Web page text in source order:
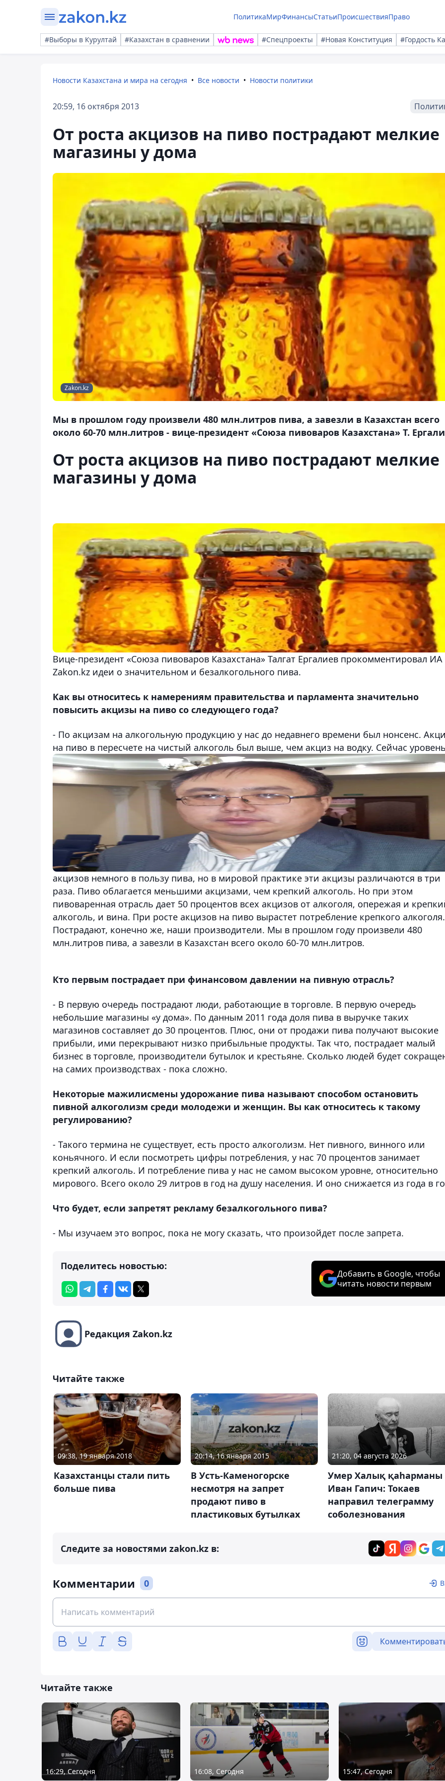
ПолитикаМирФинансыСтатьиПроисшествияПраво
#Выборы в Курултай #Казахстан в сравнении #Спецпроекты #Новая Конституция #Гордость
Новости Казахстана и мира на сегодня Все новости Новости политики
20:59, 16 октября 2013
От роста акцизов на пиво пострадают мелкие
магазины у дома
Zakon.kz
Мы в прошлом году произвели 480 млн.литров пива, а завезли в Казахстан всего
около 60-70 млн.литров - вице-президент «Союза пивоваров Казахстана» Т.
От роста акцизов на пиво пострадают мелкие
магазины у дома
Вице-президент «Союза пивоваров Казахстана» Талгат Ергалиев прокомментировал ИА
Zakon.kz идеи о значительном и безалкогольного пива.
Как вы относитесь к намерениям правительства и парламента значительно
повысить акцизы на пиво со следующего года?
- По акцизам на алкогольную продукцию у нас до недавнего времени был нонсенс.
на пиво в пересчете на чистый алкоголь был выше, чем акциз на водку. Сейчас
акцизов немного в пользу пива, но в мировой практике эти акцизы различаются в три
раза. Пиво облагается меньшими акцизами, чем крепкий алкоголь. Но при этом
пивоваренная отрасль дает 50 процентов всех акцизов от алкоголя, опережая и
алкоголь, и вина. При росте акцизов на пиво вырастет потребление крепкого алкоголя.
Пострадают, конечно же, наши производители. Мы в прошлом году произвели 480
млн.литров пива, а завезли в Казахстан всего около 60-70 млн.литров.
Кто первым пострадает при финансовом давлении на пивную отрасль?
- В первую очередь пострадают люди, работающие в торговле. В первую очередь
небольшие магазины «у дома». По данным 2011 года доля пива в выручке таких
магазинов составляет до 30 процентов. Плюс, они от продажи пива получают высокие
прибыли, ими перекрывают низко прибыльные продукты. Так что, пострадает малый
бизнес в торговле, производители бутылок и крестьяне. Сколько людей будет
на самих производствах - пока сложно.
Некоторые мажилисмены удорожание пива называют способом остановить
пивной алкоголизм среди молодежи и женщин. Вы как относитесь к такому
регулированию?
- Такого термина не существует, есть просто алкоголизм. Нет пивного, винного или
коньячного. И если посмотреть цифры потребления, у нас 70 процентов занимает
крепкий алкоголь. И потребление пива у нас не самом высоком уровне, относительно
мирового. Всего около 29 литров в год на душу населения. И оно снижается из года в
Что будет, если запретят рекламу безалкогольного пива?
- Мы изучаем это вопрос, пока не могу сказать, что произойдет после запрета.
Поделитесь новостью:
Добавить в Google, чтобы
читать новости первым
Редакция Zakon.kz
Читайте также
09:38, 19 января 2018
Казахстанцы стали пить
больше пива
20:14, 16 января 2015
В Усть-Каменогорске
несмотря на запрет
продают пиво в
пластиковых бутылках
21:20, 04 августа 2026
Умер Халық қаһарманы
Иван Гапич: Токаев
направил телеграмму
соболезнования
Следите за новостями zakon.kz в:
Комментарии 0
Читайте также
16:29, Сегодня 16:08, Сегодня 15:47, Сегодня